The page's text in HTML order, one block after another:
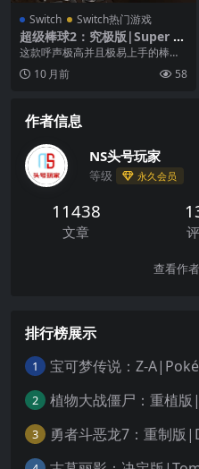
Switch Switch热门游戏
超级棒球2：究极版|Super M
ega Baseball 2: Ultimate Ed
ition
这款呼声极高并且极易上手的棒球
模拟游戏如今重磅归来，开启第二
季。系好你的运动鞋，...
10 月前 58
作者信息
NS头号玩家
等级 永久会员
11438
文章
查看作
排行榜展示
1 宝可梦传说：Z-
2
3